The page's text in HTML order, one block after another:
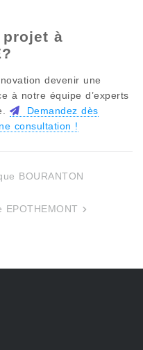
à
?
devenir une
à notre équipe d’experts
Demandez dès
consultation !
BOURANTON